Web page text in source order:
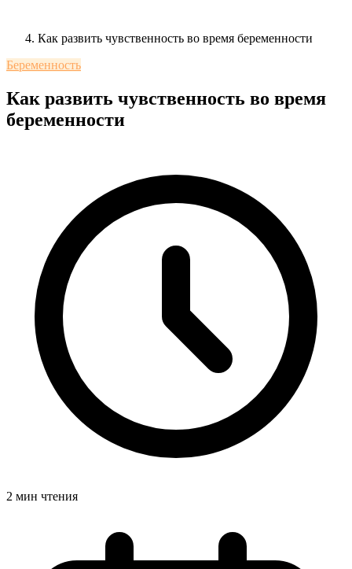
Как развить чувственность во время беременности
Беременность
Как развить чувственность во время
беременности
2 мин чтения